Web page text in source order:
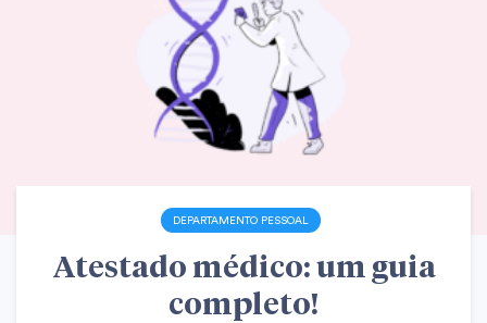
DEPARTAMENTO PESSOAL
Atestado médico: um guia
completo!